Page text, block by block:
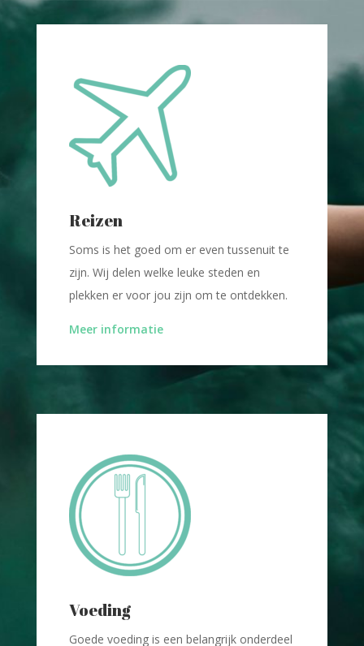
Reizen
Soms is het goed om er even tussenuit te
zijn. Wij delen welke leuke steden en
plekken er voor jou zijn om te ontdekken.
Meer informatie
Voeding
Goede voeding is een belangrijk onderdeel